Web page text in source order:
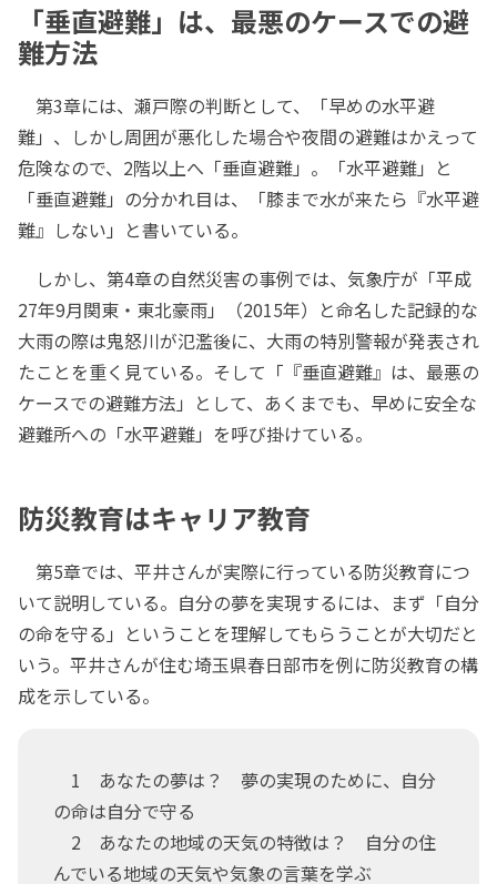
「垂直避難」は、最悪のケースでの避
難方法
第3章には、瀬戸際の判断として、「早めの水平避
難」、しかし周囲が悪化した場合や夜間の避難はかえって
危険なので、2階以上へ「垂直避難」。「水平避難」と
「垂直避難」の分かれ目は、「膝まで水が来たら『水平避
難』しない」と書いている。
しかし、第4章の自然災害の事例では、気象庁が「平成
27年9月関東・東北豪雨」（2015年）と命名した記録的な
大雨の際は鬼怒川が氾濫後に、大雨の特別警報が発表され
たことを重く見ている。そして「『垂直避難』は、最悪の
ケースでの避難方法」として、あくまでも、早めに安全な
避難所への「水平避難」を呼び掛けている。
防災教育はキャリア教育
第5章では、平井さんが実際に行っている防災教育につ
いて説明している。自分の夢を実現するには、まず「自分
の命を守る」ということを理解してもらうことが大切だと
いう。平井さんが住む埼玉県春日部市を例に防災教育の構
成を示している。
1 あなたの夢は？ 夢の実現のために、自分
の命は自分で守る
2 あなたの地域の天気の特徴は？ 自分の住
んでいる地域の天気や気象の言葉を学ぶ